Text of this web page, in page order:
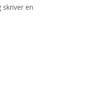
skriver en